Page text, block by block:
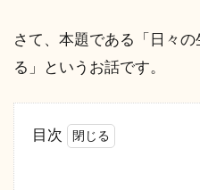
さて、本題である「日々
る」というお話です。
目次